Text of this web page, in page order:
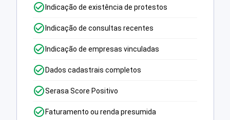
Indicação de existência de protestos
Indicação de consultas recentes
Indicação de empresas vinculadas
Dados cadastrais completos
Serasa Score Positivo
Faturamento ou renda presumida